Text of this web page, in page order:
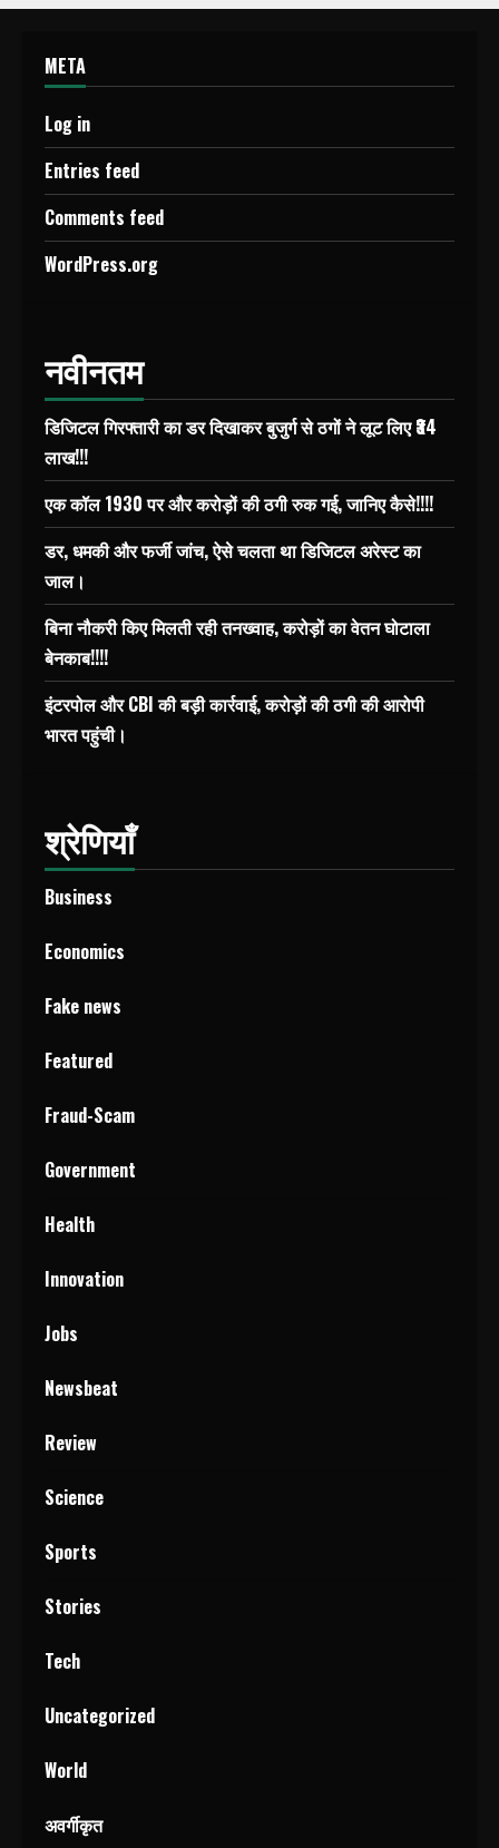
META
Log in
Entries feed
Comments feed
WordPress.org
नवीनतम
डिजिटल गिरफ्तारी का डर दिखाकर बुजुर्ग से ठगों ने लूट लिए ₹34
लाख!!!
एक कॉल 1930 पर और करोड़ों की ठगी रुक गई, जानिए कैसे!!!!
डर, धमकी और फर्जी जांच, ऐसे चलता था डिजिटल अरेस्ट का
जाल।
बिना नौकरी किए मिलती रही तनख्वाह, करोड़ों का वेतन घोटाला
बेनकाब!!!!
इंटरपोल और CBI की बड़ी कार्रवाई, करोड़ों की ठगी की आरोपी
भारत पहुंची।
श्रेणियाँ
Business
Economics
Fake news
Featured
Fraud-Scam
Government
Health
Innovation
Jobs
Newsbeat
Review
Science
Sports
Stories
Tech
Uncategorized
World
अवर्गीकृत